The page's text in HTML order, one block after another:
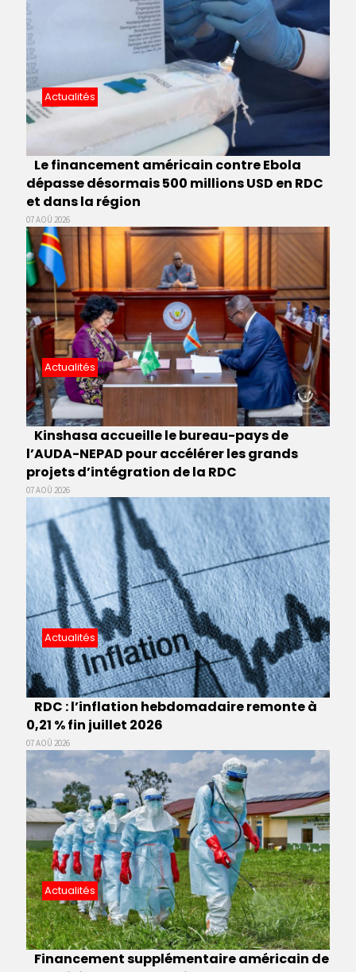
Actualités
Le financement américain contre Ebola
dépasse désormais 500 millions USD en RDC
et dans la région
07 AOÛ 2026
Actualités
Kinshasa accueille le bureau-pays de
l’AUDA-NEPAD pour accélérer les grands
projets d’intégration de la RDC
07 AOÛ 2026
Actualités
RDC : l’inflation hebdomadaire remonte à
0,21 % fin juillet 2026
07 AOÛ 2026
Actualités
Financement supplémentaire américain de